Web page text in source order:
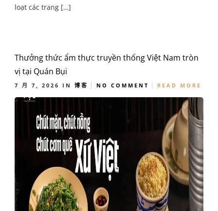
loạt các trang […]
Thưởng thức ẩm thực truyền thống Việt Nam tròn
vị tại Quán Bụi
7 月 7, 2026 IN 博客 NO COMMENT READ MORE